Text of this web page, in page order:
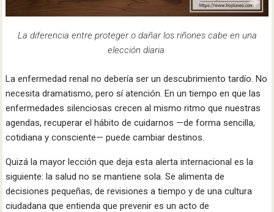
La diferencia entre proteger o dañar los riñones cabe en una
elección diaria.
La enfermedad renal no debería ser un descubrimiento tardío. No
necesita dramatismo, pero sí atención. En un tiempo en que las
enfermedades silenciosas crecen al mismo ritmo que nuestras
agendas, recuperar el hábito de cuidarnos —de forma sencilla,
cotidiana y consciente— puede cambiar destinos.
Quizá la mayor lección que deja esta alerta internacional es la
siguiente: la salud no se mantiene sola. Se alimenta de
decisiones pequeñas, de revisiones a tiempo y de una cultura
ciudadana que entienda que prevenir es un acto de